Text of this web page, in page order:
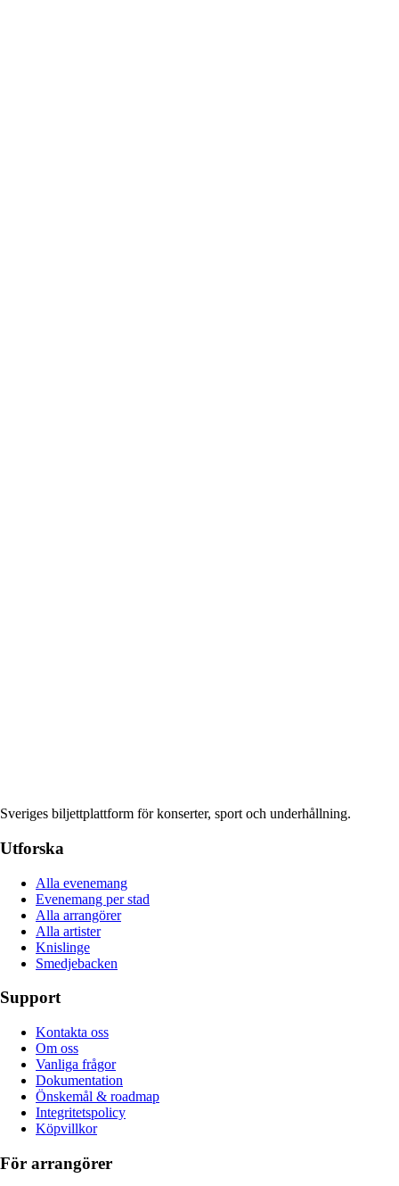
Sveriges biljettplattform för konserter, sport och underhållning.
Utforska
Alla evenemang
Evenemang per stad
Alla arrangörer
Alla artister
Knislinge
Smedjebacken
Support
Kontakta oss
Om oss
Vanliga frågor
Dokumentation
Önskemål & roadmap
Integritetspolicy
Köpvillkor
För arrangörer